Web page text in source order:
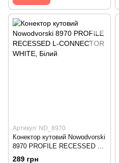
Артикул: ND_8970
Конектор кутовий Nowodvorski
8970 PROFILE RECESSED L-
CONNECTOR WHITE
289 грн